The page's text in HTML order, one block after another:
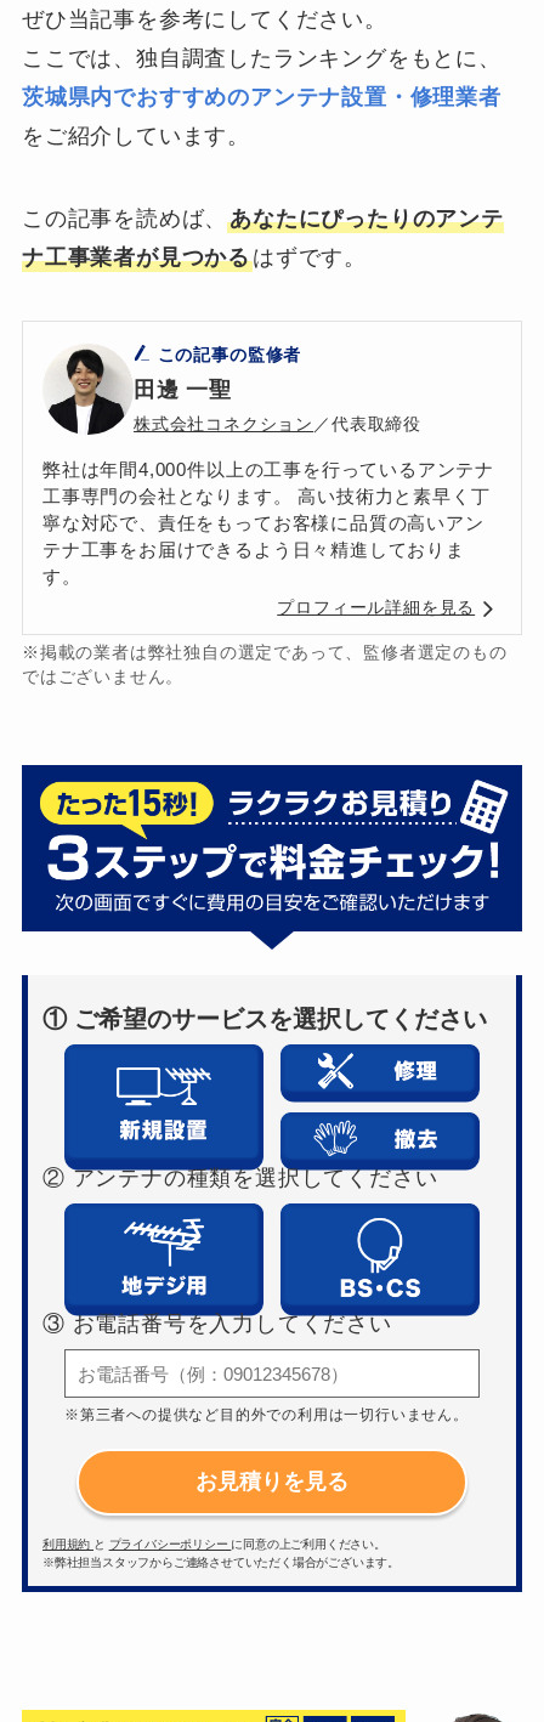
ぜひ当記事を参考にしてください。
ここでは、独自調査したランキングをもとに、
茨城県内でおすすめのアンテナ設置・修理業者
をご紹介しています。
この記事を読めば、あなたにぴったりのアンテ
ナ工事業者が見つかるはずです。
この記事の監修者
田邊 一聖
株式会社コネクション ／代表取締役
弊社は年間4,000件以上の工事を行っているアンテナ
工事専門の会社となります。 高い技術力と素早く丁
寧な対応で、責任をもってお客様に品質の高いアン
テナ工事をお届けできるよう日々精進しておりま
す。
プロフィール詳細を見る
※掲載の業者は弊社独自の選定であって、監修者選定のもの
ではございません。
① ご希望のサービスを選択してください
② アンテナの種類を選択してください
③ お電話番号を入力してください
※第三者への提供など目的外での利用は一切行いません。
お見積りを見る
利用規約 と プライバシーポリシー に同意の上ご利用ください。
※弊社担当スタッフからご連絡させていただく場合がございます。